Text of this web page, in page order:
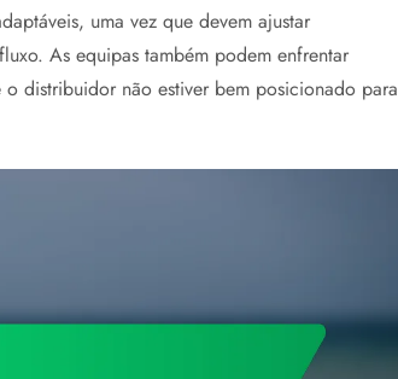
uma vez que devem ajustar
As equipas também podem enfrentar
distribuidor não estiver bem posicionado para